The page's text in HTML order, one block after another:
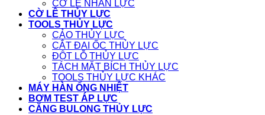
CỜ LÊ NHÂN LỰC
CỜ LÊ THỦY LỰC
TOOLS THỦY LỰC
CẢO THỦY LỰC
CẮT ĐAI ỐC THỦY LỰC
ĐỘT LỖ THỦY LỰC
TÁCH MẶT BÍCH THỦY LỰC
TOOLS THỦY LỰC KHÁC
MÁY HÀN ỐNG NHIỆT
BƠM TEST ÁP LỰC
CĂNG BULONG THỦY LỰC